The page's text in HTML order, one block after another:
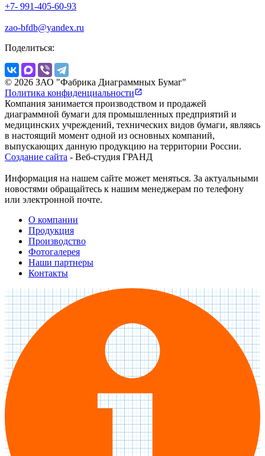
+7- 991-405-60-93
zao-bfdb@yandex.ru
Поделиться:
© 2026 ЗАО "Фабрика Диаграммных Бумаг"
Политика конфиденциальности
Компания занимается производством и продажей
диаграммной бумаги для промышленных предприятий и
медицинских учреждений, технических видов бумаги, являясь
в настоящий момент одной из основных компаний,
выпускающих данную продукцию на территории России.
Создание сайта - Веб-студия ГРАНД
Информация на нашем сайте может меняться. За актуальными
новостями обращайтесь к нашим менеджерам по телефону
или электронной почте.
О компании
Продукция
Производство
Фотогалерея
Наши партнеры
Контакты